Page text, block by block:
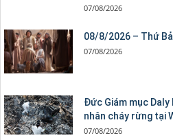
07/08/2026
08/8/2026 – Thứ
07/08/2026
Đức Giám mục Daly
nhân cháy rừng tại
07/08/2026